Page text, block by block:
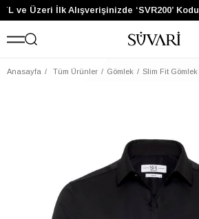
ve Üzeri İlk Alışverişinizde ‘SVR200’
Anasayfa Tüm Ürünler Gömlek Slim Fit Gömlek